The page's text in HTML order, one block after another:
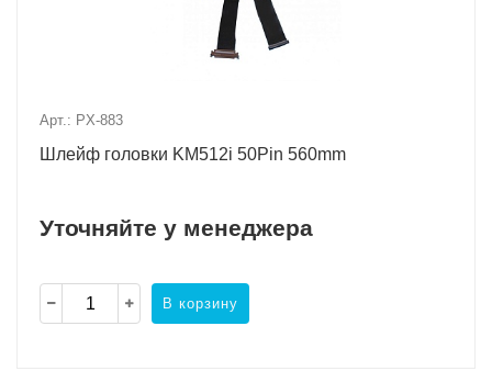
Арт.: PX-883
Шлейф головки KM512i 50Pin 560mm
Уточняйте у менеджера
В корзину